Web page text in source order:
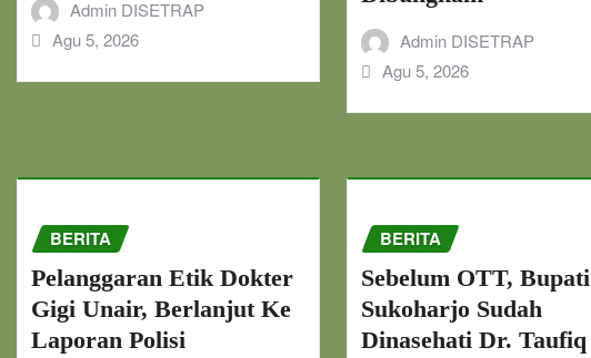
Admin DISETRAP
Agu 5, 2026
Admin DISETRAP
Agu 5, 2026
BERITA
Pelanggaran Etik Dokter
Gigi Unair, Berlanjut Ke
Laporan Polisi
BERITA
Sebelum OTT, Bupati
Sukoharjo Sudah
Dinasehati Dr. Taufiq